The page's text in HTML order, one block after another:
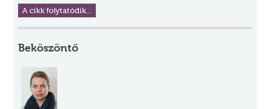
A cikk folytatódik...
Beköszöntő